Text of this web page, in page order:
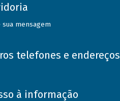
sua mensagem
telefones e endereços
à informação